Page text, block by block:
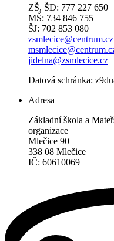
ZŠ, ŠD: 777 227 650
MŠ: 734 846 755
ŠJ: 702 853 080
zsmlecice@centrum.cz
jidelna@zsmlecice.cz
Datová schránka:
Adresa
Základní škola a
organizace
Mlečice 90
338 08 Mlečice
IČ: 60610069